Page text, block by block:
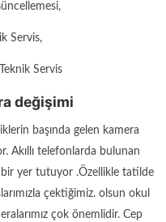
Servis,
Servis
değişimi
başında gelen kamera
Akıllı telefonlarda bulunan
bir yer tutuyor .Özellikle tatilde
çektiğimiz. olsun okul
çok önemlidir. Cep